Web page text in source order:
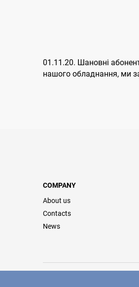
01.11.20. Шановні
нашого обладнання, ми
COMPANY
About us
Contacts
News